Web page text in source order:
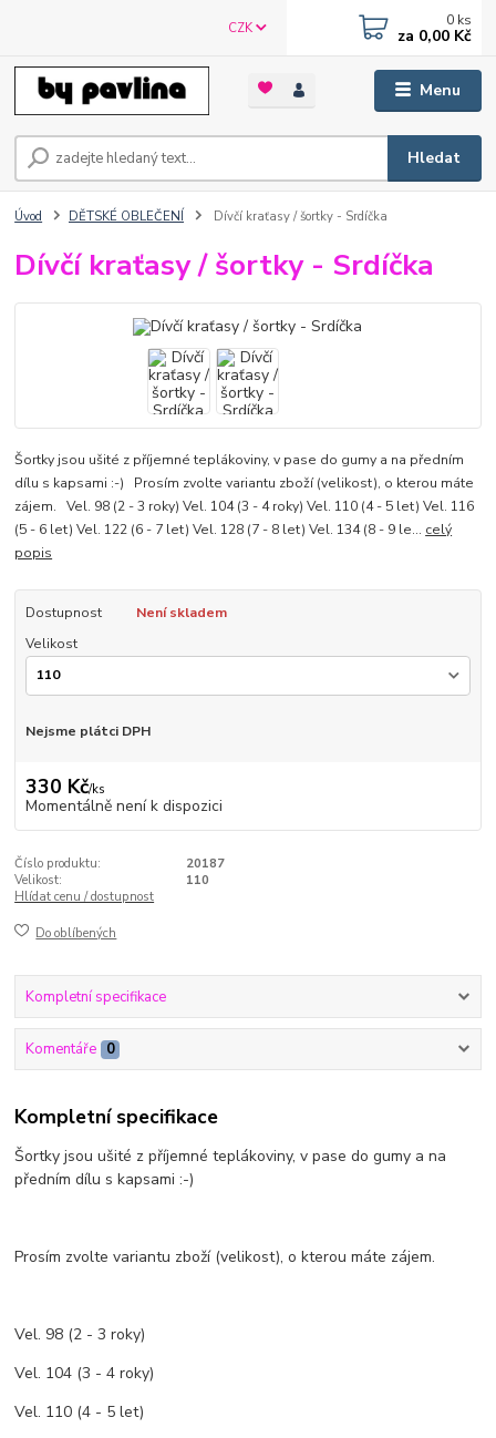
Menu
CZK
Hledat
0 ks
za 0,00 Kč
Úvod DĚTSKÉ OBLEČENÍ Dívčí kraťasy / šortky - Srdíčka
Dívčí kraťasy / šortky - Srdíčka
Šortky jsou ušité z příjemné teplákoviny, v pase do gumy a na předním
dílu s kapsami :-) Prosím zvolte variantu zboží (velikost), o kterou máte
zájem. Vel. 98 (2 - 3 roky) Vel. 104 (3 - 4 roky) Vel. 110 (4 - 5 let) Vel. 116
(5 - 6 let) Vel. 122 (6 - 7 let) Vel. 128 (7 - 8 let) Vel. 134 (8 - 9 le... celý
popis
Dostupnost
Není skladem
Velikost
Nejsme plátci DPH
330 Kč/ks
Momentálně není k dispozici
Číslo produktu:
20187
Velikost:
110
Hlídat cenu / dostupnost
Do oblíbených
Kompletní specifikace
Komentáře 0
Kompletní specifikace
Šortky jsou ušité z příjemné teplákoviny, v pase do gumy a na
předním dílu s kapsami :-)
Prosím zvolte variantu zboží (velikost), o kterou máte zájem.
Vel. 98 (2 - 3 roky)
Vel. 104 (3 - 4 roky)
Vel. 110 (4 - 5 let)